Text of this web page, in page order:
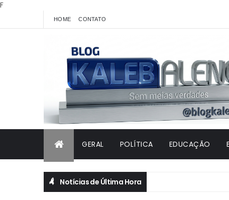
F
HOME CONTATO
GERAL POLÍTICA EDUCAÇÃO
Notícias de Última Hora